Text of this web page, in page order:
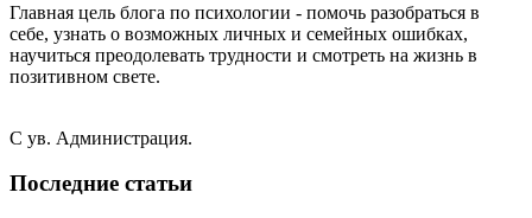
Главная цель блога по психологии - помочь разобраться в
себе, узнать о возможных личных и семейных ошибках,
научиться преодолевать трудности и смотреть на жизнь в
позитивном свете.
С ув. Администрация.
Последние статьи